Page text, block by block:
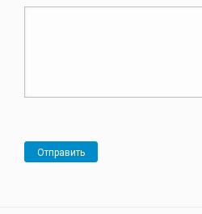
Отправить